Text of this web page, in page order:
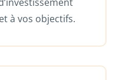
à vos objectifs.